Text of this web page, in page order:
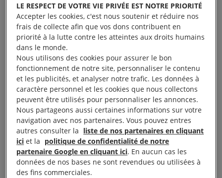
manifestant·e·s, des dizaines de milliers
d’arrestations arbitraires, des tortures généralisées, y
compris des viols de détenus, des actes de
harcèlement généralisés visant les familles des
victimes qui réclament vérité et justice, et des
représailles contre les femmes et les jeunes filles qui
défient les lois discriminatoires sur le port obligatoire
du voile.
« Depuis un an, les personnes en Iran qui s’élèvent
courageusement contre des décennies de
répression et d’inégalité subissent des actes d’une
cruauté indicible. Un an après la mort en détention
LE RESPECT DE VOTRE VIE PRIVÉE EST NOTRE PRIORITÉ
Accepter les cookies, c'est nous soutenir et réduire nos
frais de collecte afin que vos dons contribuent en
priorité à la lutte contre les atteintes aux droits humains
dans le monde.
Nous utilisons des cookies pour assurer le bon
fonctionnement de notre site, personnaliser le contenu
et les publicités, et analyser notre trafic. Les données à
caractère personnel et les cookies que nous collectons
peuvent être utilisés pour personnaliser les annonces.
Nous partageons aussi certaines informations sur votre
navigation avec nos partenaires. Vous pouvez entres
autres consulter la liste de nos partenaires en cliquant
ici et la politique de confidentialité de notre
partenaire Google en cliquant ici. En aucun cas les
données de nos bases ne sont revendues ou utilisées à
des fins commerciales.